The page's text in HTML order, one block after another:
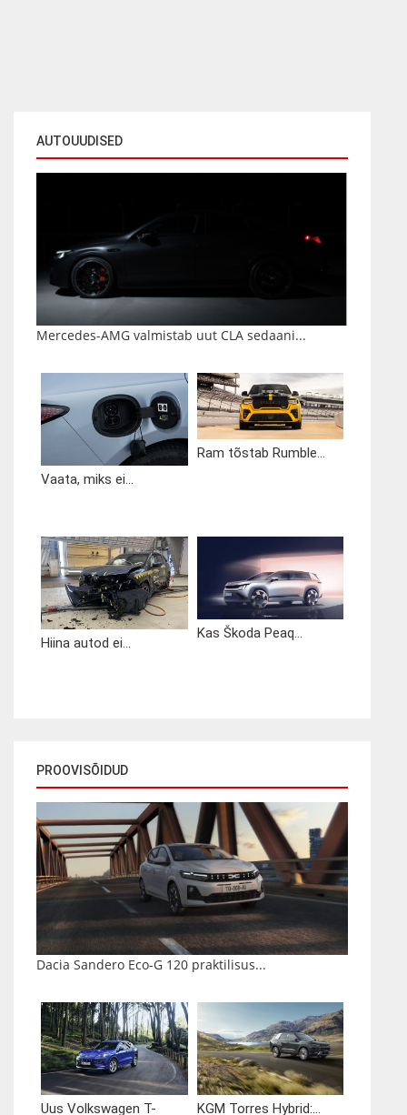
AUTOUUDISED
Mercedes-AMG valmistab uut CLA sedaani...
Vaata, miks ei...
Ram tõstab Rumble...
Hiina autod ei...
Kas Škoda Peaq...
PROOVISÕIDUD
Dacia Sandero Eco-G 120 praktilisus...
Uus Volkswagen T- KGM Torres Hybrid:...